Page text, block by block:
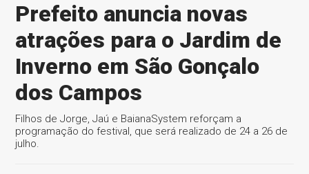
Prefeito anuncia novas
atrações para o Jardim de
Inverno em São Gonçalo
dos Campos
Filhos de Jorge, Jaú e BaianaSystem reforçam a
programação do festival, que será realizado de 24 a 26 de
julho.